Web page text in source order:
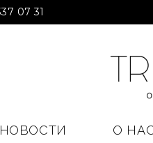
07 31
НОВОСТИ О